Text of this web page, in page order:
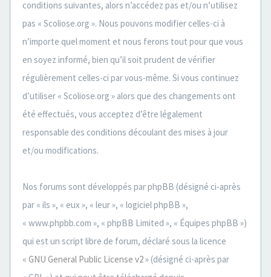
conditions suivantes, alors n’accédez pas et/ou n’utilisez
pas « Scoliose.org ». Nous pouvons modifier celles-ci à
n’importe quel moment et nous ferons tout pour que vous
en soyez informé, bien qu’il soit prudent de vérifier
régulièrement celles-ci par vous-même. Si vous continuez
d’utiliser « Scoliose.org » alors que des changements ont
été effectués, vous acceptez d’être légalement
responsable des conditions découlant des mises à jour
et/ou modifications.
Nos forums sont développés par phpBB (désigné ci-après
par « ils », « eux », « leur », « logiciel phpBB »,
« www.phpbb.com », « phpBB Limited », « Équipes phpBB »)
qui est un script libre de forum, déclaré sous la licence
« GNU General Public License v2» (désigné ci-après par